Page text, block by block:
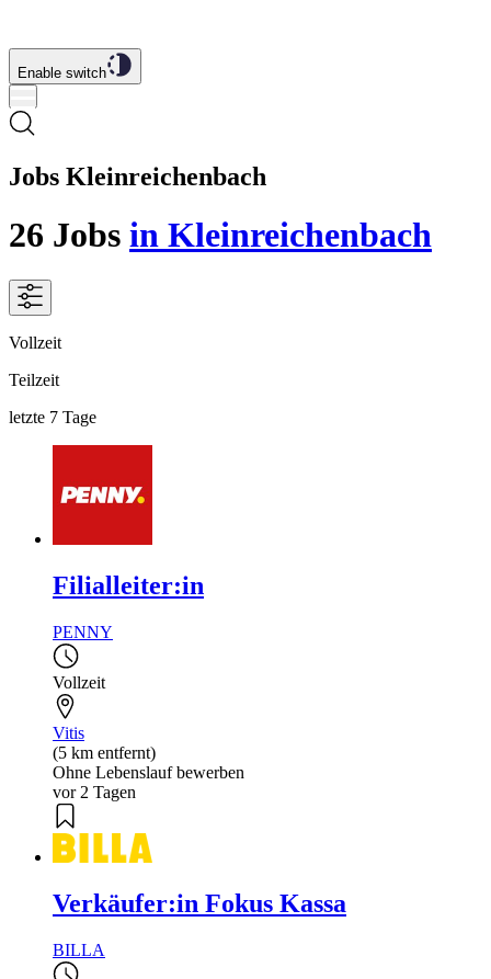
Enable switch
Jobs Kleinreichenbach
26 Jobs in Kleinreichenbach
Vollzeit
Teilzeit
letzte 7 Tage
Filialleiter:in
PENNY
Vollzeit
Vitis
(5 km entfernt)
Ohne Lebenslauf bewerben
vor 2 Tagen
Verkäufer:in Fokus Kassa
BILLA